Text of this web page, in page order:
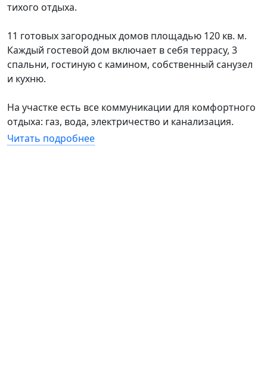
тихого отдыха.
11 готовых загородных домов площадью 120 кв. м.
Каждый гостевой дом включает в себя террасу, 3
спальни, гостиную с камином, собственный санузел
и кухню.
На участке есть все коммуникации для комфортного
отдыха: газ, вода, электричество и канализация.
Читать подробнее